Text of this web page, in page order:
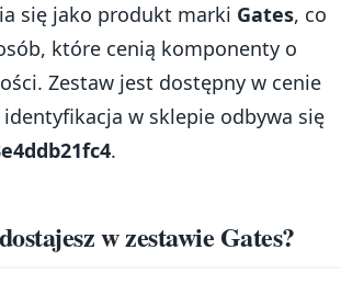
się jako produkt marki Gates, co
które cenią komponenty o
Zestaw jest dostępny w cenie
w sklepie odbywa się
.
w zestawie Gates?